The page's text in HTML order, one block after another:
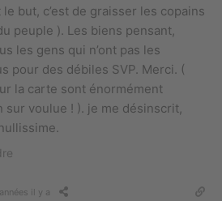
but, c’est de graisser les copains
peuple ). Les biens pensant,
les gens qui n’ont pas les
pour des débiles SVP. Merci. (
la carte sont énormément
sur voulue ! ). je me désinscrit,
il y a